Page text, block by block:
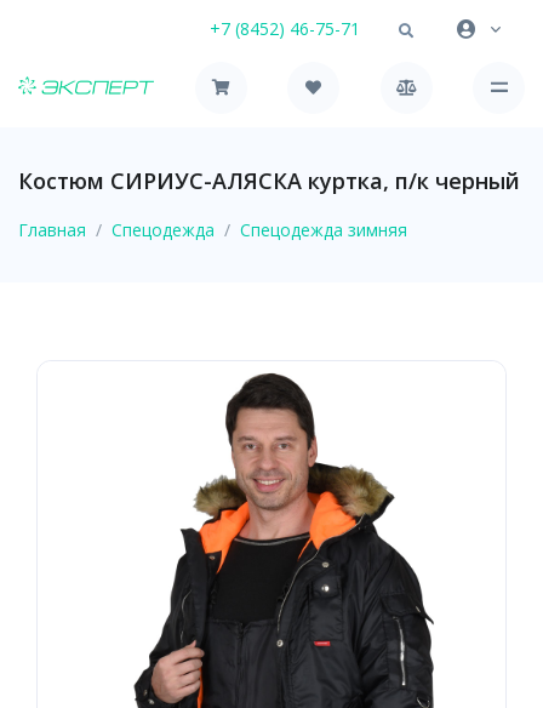
+7 (8452) 46-75-71
Костюм СИРИУС-АЛЯСКА куртка, п/к черный
Главная Спецодежда Спецодежда зимняя